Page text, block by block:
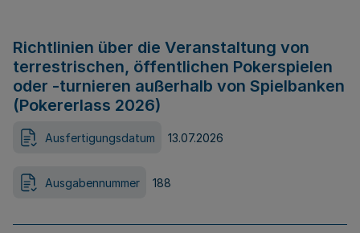
Richtlinien über die Veranstaltung von
terrestrischen, öffentlichen Pokerspielen
oder -turnieren außerhalb von Spielbanken
(Pokererlass 2026)
Ausfertigungsdatum 13.07.2026
Ausgabennummer 188